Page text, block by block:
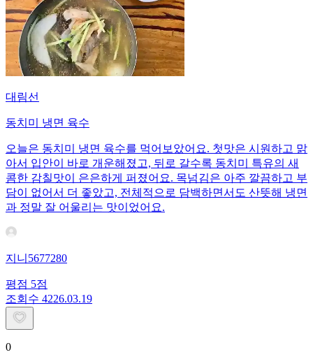
대림선
동치미 냉면 육수
오늘은 동치미 냉면 육수를 먹어보았어요. 첫맛은 시원하고 맑
아서 입안이 바로 개운해졌고, 뒤로 갈수록 동치미 특유의 새
콤한 감칠맛이 은은하게 퍼졌어요. 목넘김은 아주 깔끔하고 부
담이 없어서 더 좋았고, 전체적으로 담백하면서도 산뜻해 냉면
과 정말 잘 어울리는 맛이었어요.
지니5677280
평점 5점
조회수 4226.03.19
0